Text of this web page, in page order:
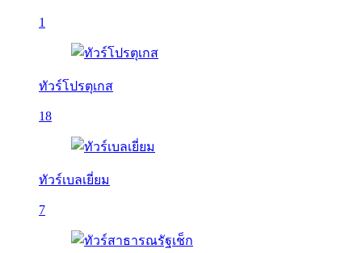
1
ทัวร์โปรตุเกส
18
ทัวร์เบลเยี่ยม
7